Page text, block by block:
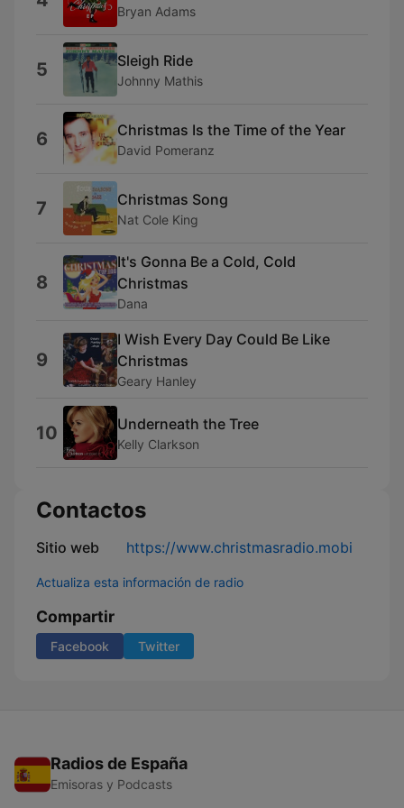
Bryan Adams
5 Sleigh Ride
Johnny Mathis
6 Christmas Is the Time of the Year
David Pomeranz
7 Christmas Song
Nat Cole King
8
It's Gonna Be a Cold, Cold
Christmas
Dana
9
I Wish Every Day Could Be Like
Christmas
Geary Hanley
10 Underneath the Tree
Kelly Clarkson
Contactos
Sitio web https://www.christmasradio.mobi
Actualiza esta información de radio
Compartir
Facebook Twitter
Radios de España
Emisoras y Podcasts